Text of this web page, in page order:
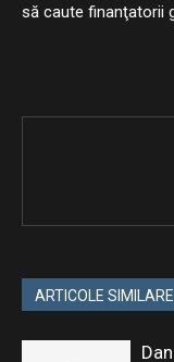
să caute finanţatorii
ARTICOLE SIMILARE